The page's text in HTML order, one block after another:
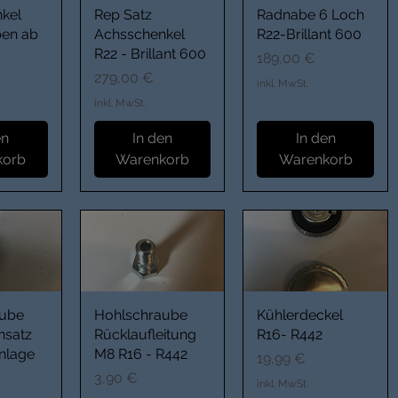
ab
Rep Satz
Achsschenkel
R22 - Brillant 600
Preis
279,00 €
inkl. MwSt.
In den
Warenkorb
Radnabe 6 Loch
R22-Brillant 600
Preis
189,00 €
inkl. MwSt.
In den
Warenkorb
Hohlschraube
Rücklaufleitung
M8 R16 - R442
Preis
3,90 €
Kühlerdeckel
R16- R442
Preis
19,99 €
inkl. MwSt.